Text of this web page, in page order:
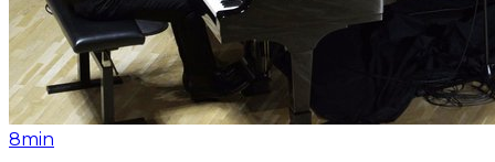
8min